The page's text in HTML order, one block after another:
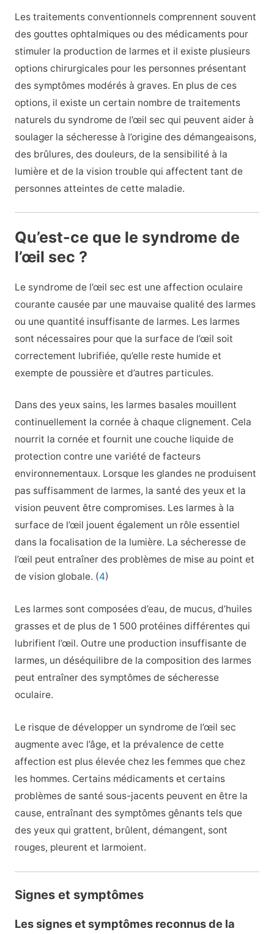
Les traitements conventionnels comprennent souvent
des gouttes ophtalmiques ou des médicaments pour
stimuler la production de larmes et il existe plusieurs
options chirurgicales pour les personnes présentant
des symptômes modérés à graves. En plus de ces
options, il existe un certain nombre de traitements
naturels du syndrome de l’œil sec qui peuvent aider à
soulager la sécheresse à l’origine des démangeaisons,
des brûlures, des douleurs, de la sensibilité à la
lumière et de la vision trouble qui affectent tant de
personnes atteintes de cette maladie.
Qu’est-ce que le syndrome de
l’œil sec ?
Le syndrome de l’œil sec est une affection oculaire
courante causée par une mauvaise qualité des larmes
ou une quantité insuffisante de larmes. Les larmes
sont nécessaires pour que la surface de l’œil soit
correctement lubrifiée, qu’elle reste humide et
exempte de poussière et d’autres particules.
Dans des yeux sains, les larmes basales mouillent
continuellement la cornée à chaque clignement. Cela
nourrit la cornée et fournit une couche liquide de
protection contre une variété de facteurs
environnementaux. Lorsque les glandes ne produisent
pas suffisamment de larmes, la santé des yeux et la
vision peuvent être compromises. Les larmes à la
surface de l’œil jouent également un rôle essentiel
dans la focalisation de la lumière. La sécheresse de
l’œil peut entraîner des problèmes de mise au point et
de vision globale. (4)
Les larmes sont composées d’eau, de mucus, d’huiles
grasses et de plus de 1 500 protéines différentes qui
lubrifient l’œil. Outre une production insuffisante de
larmes, un déséquilibre de la composition des larmes
peut entraîner des symptômes de sécheresse
oculaire.
Le risque de développer un syndrome de l’œil sec
augmente avec l’âge, et la prévalence de cette
affection est plus élevée chez les femmes que chez
les hommes. Certains médicaments et certains
problèmes de santé sous-jacents peuvent en être la
cause, entraînant des symptômes gênants tels que
des yeux qui grattent, brûlent, démangent, sont
rouges, pleurent et larmoient.
Signes et symptômes
Les signes et symptômes reconnus de la